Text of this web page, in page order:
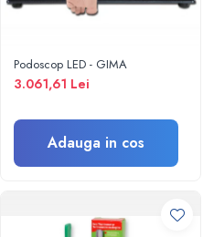
Podoscop LED - GIMA
3.061,61 Lei
Adauga in cos